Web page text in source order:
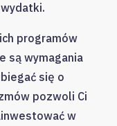
programów
są wymagania
się o
pozwoli Ci
w